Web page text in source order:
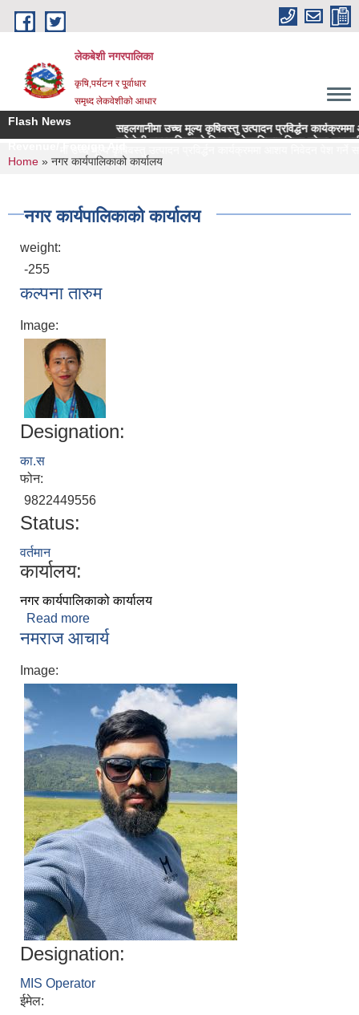
Skip to main content
लेकबेशी नगरपालिका
कृषि,पर्यटन र पू्र्वाधार
समृध्द लेकवेशीको आधार
Flash News
सहलगानीमा उच्च मूल्य कृषिवस्तु उत्पादन प्रविर्द्धन कार्यक्रममा आशय
लकेवेशी नगरपालिकाको नियमन क्षेत्रधिकार भित्र रहेका सहकारी
You are here
Home » नगर कार्यपालिकाको कार्यालय
नगर कार्यपालिकाको कार्यालय
weight:
-255
कल्पना तारुम
Image:
Designation:
का.स
फोन:
9822449556
Status:
वर्तमान
कार्यालय:
नगर कार्यपालिकाको कार्यालय
Read more
नमराज आचार्य
Image:
Designation:
MIS Operator
ईमेल: